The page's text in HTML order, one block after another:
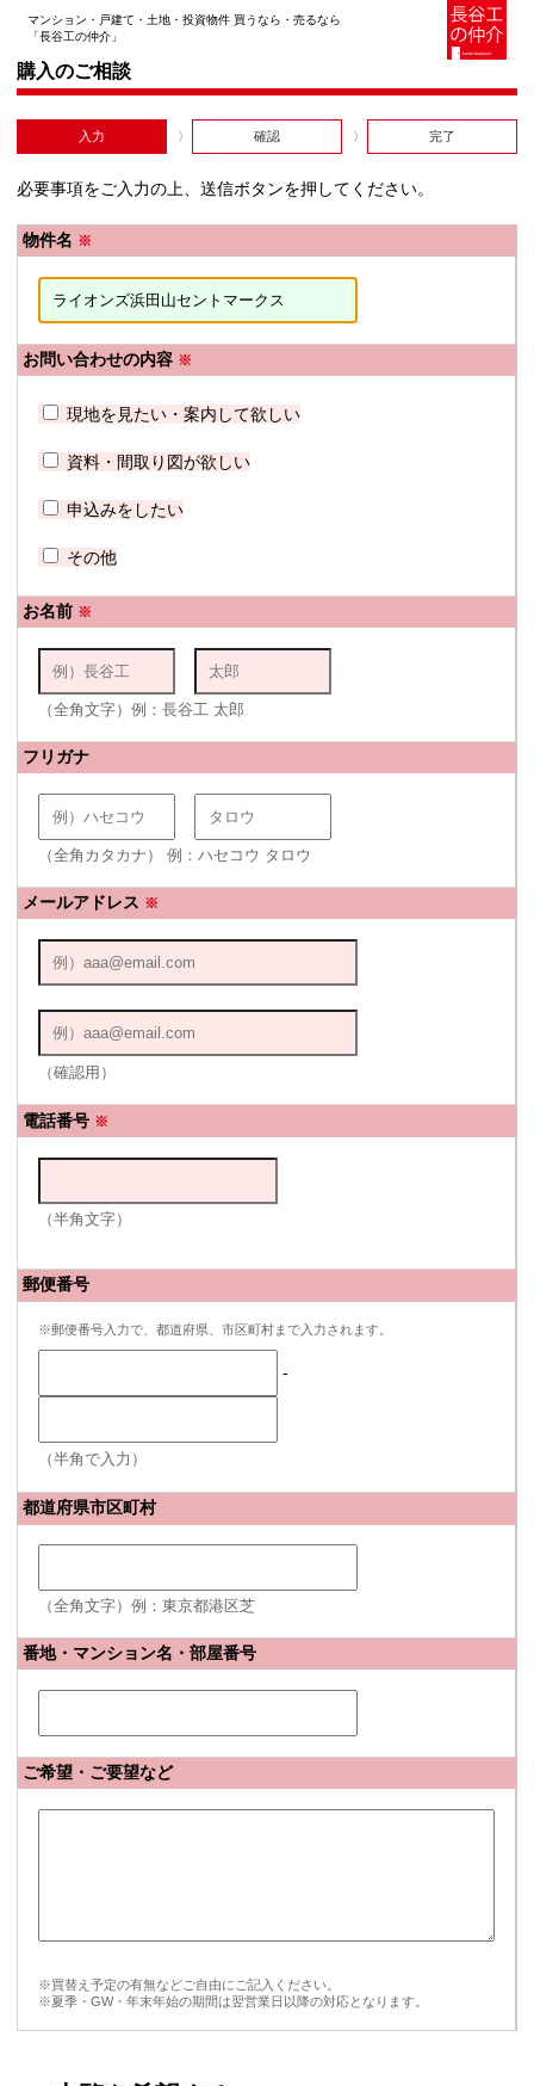
マンション・戸建て・土地・投資物件 買うなら・売るなら
「長谷工の仲介」
購入のご相談
入力 確認 完了
必要事項をご入力の上、送信ボタンを押してください。
物件名 ※
お問い合わせの内容 ※
現地を見たい・案内して欲しい
資料・間取り図が欲しい
申込みをしたい
その他
お名前 ※
（全角文字）例：長谷工 太郎
フリガナ
（全角カタカナ） 例：ハセコウ タロウ
メールアドレス ※
（確認用）
電話番号 ※
（半角文字）
郵便番号
※郵便番号入力で、都道府県、市区町村まで入力されます。
-
（半角で入力）
都道府県市区町村
（全角文字）例：東京都港区芝
番地・マンション名・部屋番号
ご希望・ご要望など
※買替え予定の有無などご自由にご記入ください。
※夏季・GW・年末年始の期間は翌営業日以降の対応となります。